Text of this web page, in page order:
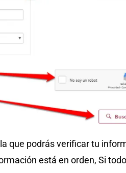
que podrás verificar tu
está en orden, Si